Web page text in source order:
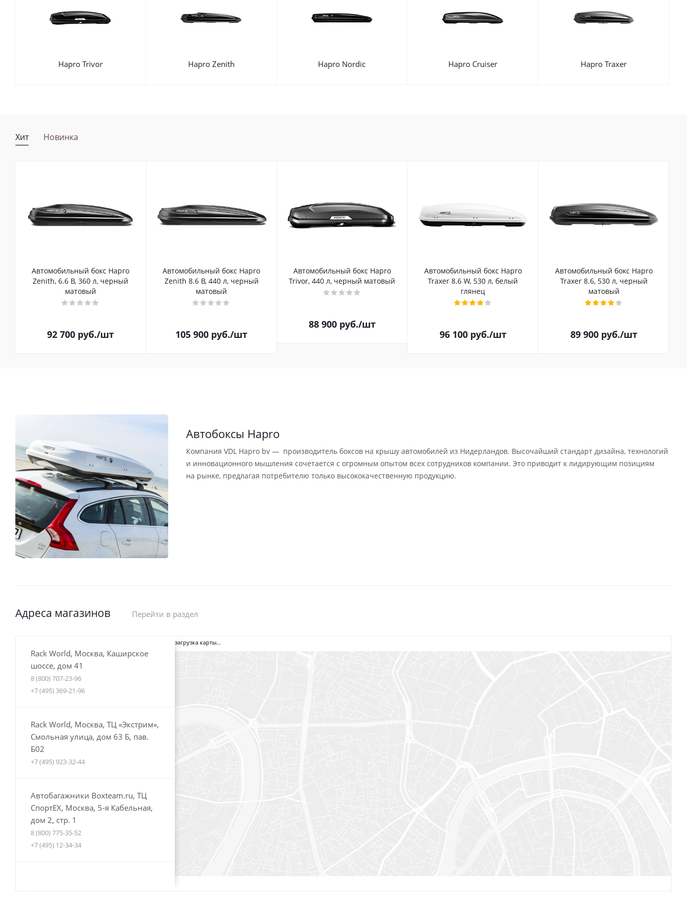
Hapro Trivor Hapro Zenith Hapro Nordic Hapro Cruiser Hapro Traxer
Хит Новинка
Автомобильный бокс Hapro
Zenith, 6.6 B, 360 л, черный
матовый
92 700 руб./шт
Автомобильный бокс Hapro
Zenith 8.6 B, 440 л, черный
матовый
105 900 руб./шт
Автомобильный бокс Hapro
Trivor, 440 л, черный матовый
88 900руб./шт
Автомобильный бокс Hapro
Traxer 8.6 W, 530 л, белый
глянец
96 100руб./шт
Автомобильный бокс Hapro
Traxer 8.6, 530 л, черный
матовый
89 900руб./шт
Автобоксы Hapro
Компания VDL Hapro bv — производитель боксов на крышу автомобилей из Нидерландов. Высочайший стандарт дизайна, технологий
и инновационного мышления сочетается с огромным опытом всех сотрудников компании. Это приводит к лидирующим позициям
на рынке, предлагая потребителю только высококачественную продукцию.
Адреса магазинов Перейти в раздел
Rack World, Москва, Каширское
шоссе, дом 41
8 (800) 707-23-96
+7 (495) 369-21-96
Rack World, Москва, ТЦ «Экстрим»,
Смольная улица, дом 63 Б, пав.
Б02
+7 (495) 923-32-44
Автобагажники Boxteam.ru, ТЦ
СпортЕХ, Москва, 5-я Кабельная,
дом 2, стр. 1
8 (800) 775-35-52
+7 (495) 12-34-34
загрузка карты...